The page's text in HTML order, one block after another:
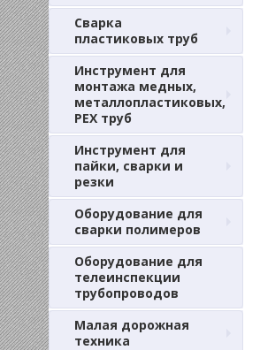
Сварка
пластиковых труб
Инструмент для
монтажа медных,
металлопластиковых,
PEX труб
Инструмент для
пайки, сварки и
резки
Оборудование для
сварки полимеров
Оборудование для
телеинспекции
трубопроводов
Малая дорожная
техника